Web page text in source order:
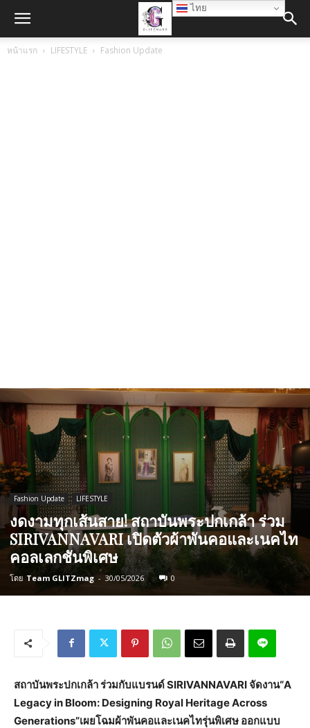
หน้าแรก LIFESTYLE Fashion Update
Fashion Update LIFESTYLE
งดงามทุกเส้นสาย! สถาบันพระปกเกล้า ร่วม
SIRIVANNAVARI เปิดตัวผ้าพันคอและเนคไท
คอลเลกชันพิเศษ
โดย Team GLITZmag - 30/05/2026 0
สถาบันพระปกเกล้า ร่วมกับแบรนด์SIRIVANNAVARI จัดงาน“A
Legacy in Bloom: Designing Royal Heritage Across
Generations”เผยโฉมผ้าพันคอและเนคไทรุ่นพิเศษ ออกแบบ
ไทย